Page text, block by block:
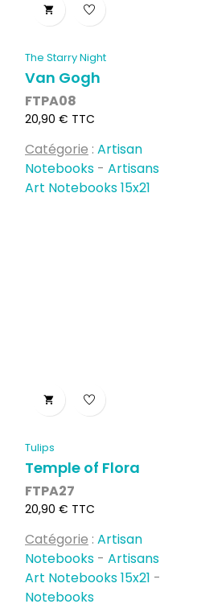

The Starry Night
Van Gogh
FTPA08
Prix
20,90 € TTC
Catégorie : Artisan
Notebooks - Artisans
Art Notebooks 15x21

Tulips
Temple of Flora
FTPA27
Prix
20,90 € TTC
Catégorie : Artisan
Notebooks - Artisans
Art Notebooks 15x21 -
Notebooks